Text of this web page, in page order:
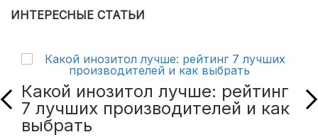
ИНТЕРЕСНЫЕ СТАТЬИ
Какой инозитол лучше: рейтинг
7 лучших производителей и как
выбрать